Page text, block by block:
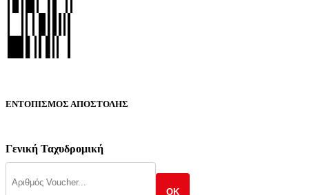
ΕΝΤΟΠΙΣΜΟΣ ΑΠΟΣΤΟΛΗΣ
Γενική Ταχυδρομική
OK